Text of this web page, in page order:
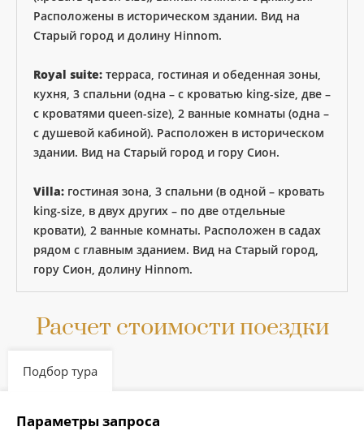
Расположены в историческом здании. Вид на
Старый город и долину Hinnom.
Royal suite: терраса, гостиная и обеденная зоны,
кухня, 3 спальни (одна – с кроватью king-size, две –
с кроватями queen-size), 2 ванные комнаты (одна –
с душевой кабиной). Расположен в историческом
здании. Вид на Старый город и гору Сион.
Villa: гостиная зона, 3 спальни (в одной – кровать
king-size, в двух других – по две отдельные
кровати), 2 ванные комнаты. Расположен в садах
рядом с главным зданием. Вид на Старый город,
гору Сион, долину Hinnom.
Расчет стоимости поездки
Подбор тура
Параметры запроса